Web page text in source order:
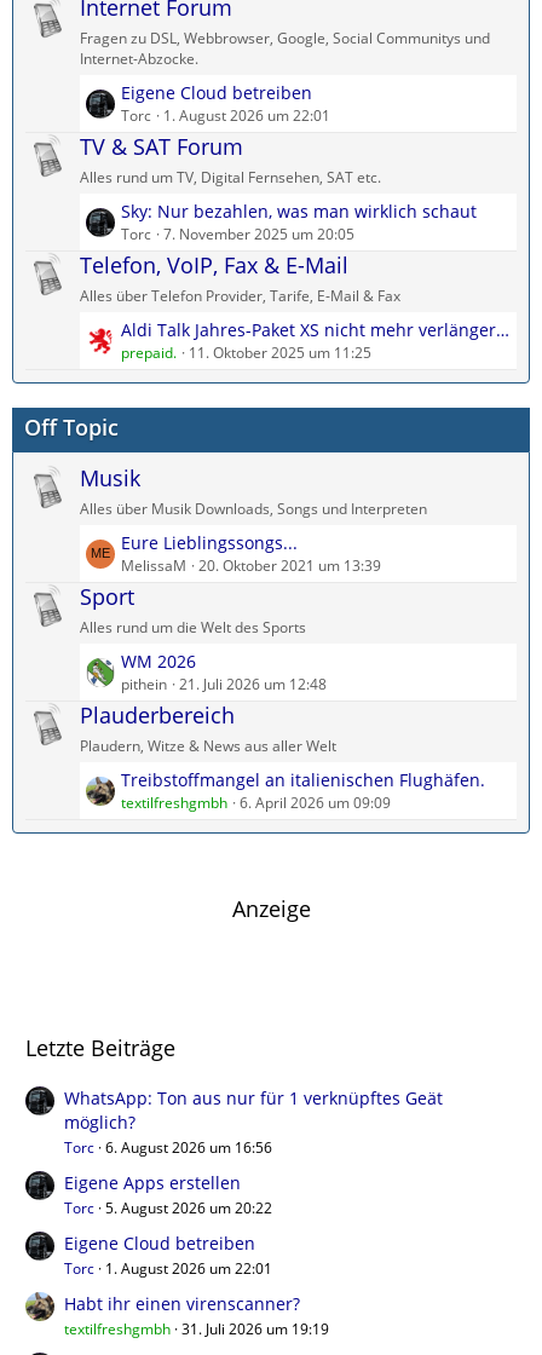
g
e
t
B
e
i
t
ä
g
e
Internet Forum
Fragen zu DSL, Webbrowser, Google, Social Communitys und
Internet-Abzocke.
L
e
t
t
e
B
e
r
ä
g
e
Eigene Cloud betreiben
Torc 1. August 2026 um 22:01
TV & SAT Forum
Alles rund um TV, Digital Fernsehen, SAT etc.
L
e
t
t
e
B
e
i
t
r
ä
g
Sky: Nur bezahlen, was man wirklich schaut
Torc 7. November 2025 um 20:05
Telefon, VoIP, Fax & E-Mail
Alles über Telefon Provider, Tarife, E-Mail & Fax
L
e
t
z
t
e
B
e
t
r
ä
g
Aldi Talk Jahres-Paket XS nicht mehr verlängern?
prepaid. 11. Oktober 2025 um 11:25
Off Topic
Musik
Alles über Musik Downloads, Songs und Interpreten
L
e
t
z
t
e
B
e
i
r
ä
g
Eure Lieblingssongs...
MelissaM 20. Oktober 2021 um 13:39
Sport
Alles rund um die Welt des Sports
L
e
t
t
e
B
e
WM 2026
pithein 21. Juli 2026 um 12:48
Plauderbereich
Plaudern, Witze & News aus aller Welt
L
e
t
ä
e
Treibstoffmangel an italienischen Flughäfen.
textilfreshgmbh 6. April 2026 um 09:09
Anzeige
Letzte Beiträge
WhatsApp: Ton aus nur für 1 verknüpftes Geät
möglich?
Torc 6. August 2026 um 16:56
Eigene Apps erstellen
Torc 5. August 2026 um 20:22
Eigene Cloud betreiben
Torc 1. August 2026 um 22:01
Habt ihr einen virenscanner?
textilfreshgmbh 31. Juli 2026 um 19:19